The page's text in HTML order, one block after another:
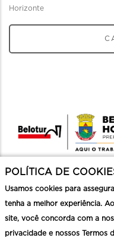
Horizonte
POLÍTICA DE
Usamos cookies para
tenha a melhor experiência.
site, você concorda com a
privacidade e nossos Termos